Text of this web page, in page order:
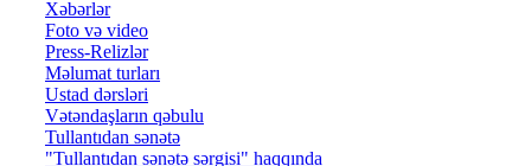
Xəbərlər
Foto və video
Press-Relizlər
Məlumat turları
Ustad dərsləri
Vətəndaşların qəbulu
Tullantıdan sənətə
"Tullantıdan sənətə sərgisi" haqqında